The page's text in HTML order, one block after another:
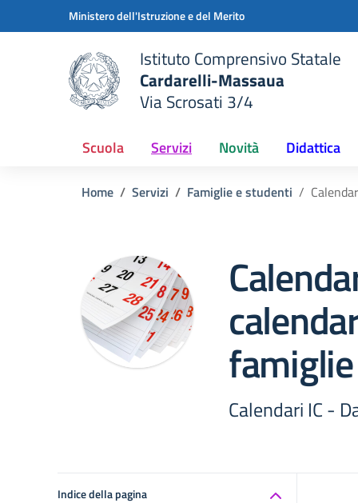
Vai ai contenuti
Vai al menu di navigazioneMinistero dell'Istruzione e del Merito
scuola
Istituto Comprensivo Statale
Cardarelli-Massaua
Via Scrosati 3/4
Scuola Servizi Novità Didattica
Home Servizi Famiglie e studenti
famiglie
Calendari IC -
Indice della pagina